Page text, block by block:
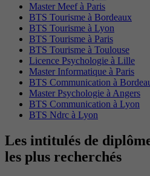
Master Meef à Paris
BTS Tourisme à Bordeaux
BTS Tourisme à Lyon
BTS Tourisme à Paris
BTS Tourisme à Toulouse
Licence Psychologie à Lille
Master Informatique à Paris
BTS Communication à
Master Psychologie à Angers
BTS Communication à Lyon
BTS Ndrc à Lyon
Les intitulés de
les plus recherchés